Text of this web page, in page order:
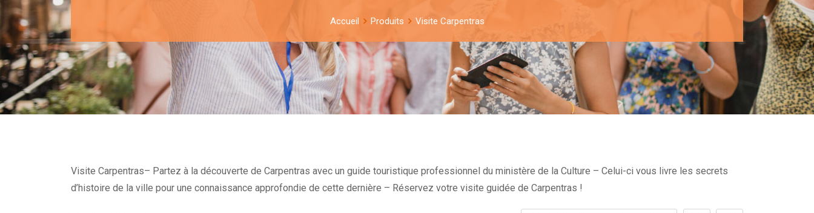
Accueil Produits Visite Carpentras
Visite Carpentras– Partez à la découverte de Carpentras avec un guide touristique professionnel du ministère de la Culture – Celui-ci vous livre les secrets
d’histoire de la ville pour une connaissance approfondie de cette dernière – Réservez votre visite guidée de Carpentras !